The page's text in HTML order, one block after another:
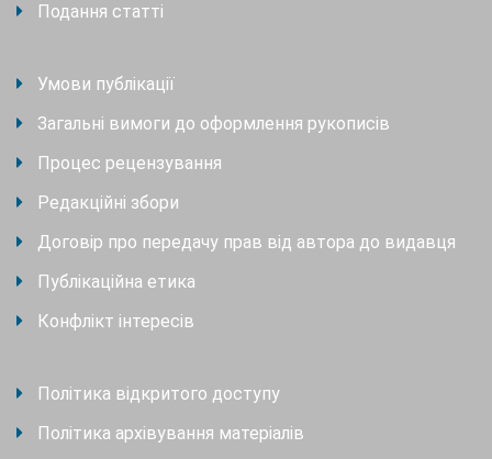
Подання статті
Умови публікації
Загальні вимоги до оформлення рукописів
Процес рецензування
Редакційні збори
Договір про передачу прав від автора до видавця
Публікаційна етика
Конфлікт інтересів
Політика відкритого доступу
Політика архівування матеріалів